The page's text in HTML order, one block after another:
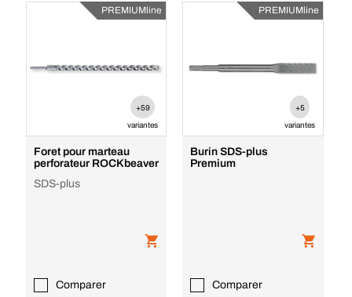
PREMIUMline
+59
variantes
Foret pour marteau
perforateur ROCKbeaver
SDS-plus
Comparer
PREMIUMline
+5
variantes
Burin SDS-plus
Premium
Comparer